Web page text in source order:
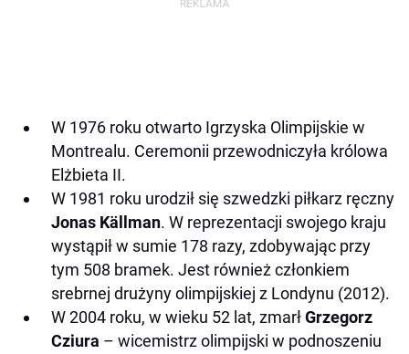
W 1976 roku otwarto Igrzyska Olimpijskie w
Montrealu. Ceremonii przewodniczyła królowa
Elżbieta II.
W 1981 roku urodził się szwedzki piłkarz ręczny
Jonas Källman. W reprezentacji swojego kraju
wystąpił w sumie 178 razy, zdobywając przy
tym 508 bramek. Jest również członkiem
srebrnej drużyny olimpijskiej z Londynu (2012).
W 2004 roku, w wieku 52 lat, zmarłGrzegorz
Cziura – wicemistrz olimpijski w podnoszeniu